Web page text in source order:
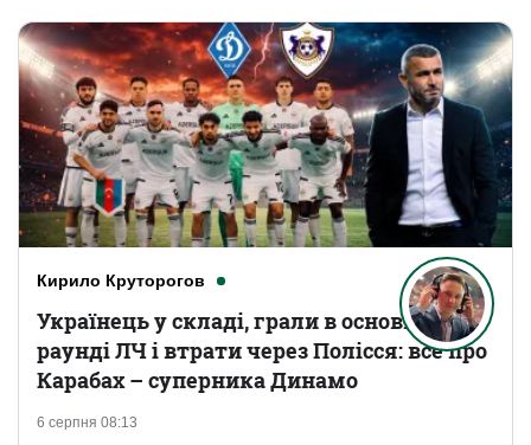
Кирило Круторогов
6 серпня 08:13
Українець у складі, грали в основному
раунді ЛЧ і втрати через Полісся: все про
Карабах – суперника Динамо